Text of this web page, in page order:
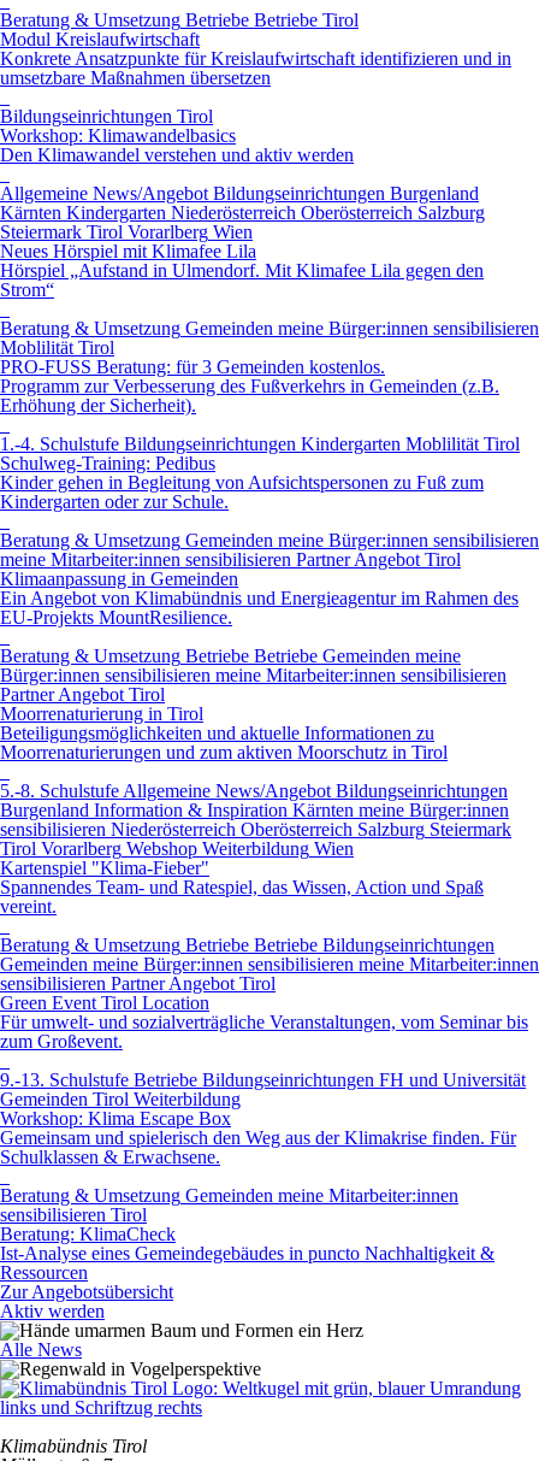
Beratung & Umsetzung Betriebe Betriebe Tirol
Modul Kreislaufwirtschaft
Konkrete Ansatzpunkte für Kreislaufwirtschaft identifizieren und in
umsetzbare Maßnahmen übersetzen
Bildungseinrichtungen Tirol
Workshop: Klimawandelbasics
Den Klimawandel verstehen und aktiv werden
Allgemeine News/Angebot Bildungseinrichtungen Burgenland
Kärnten Kindergarten Niederösterreich Oberösterreich Salzburg
Steiermark Tirol Vorarlberg Wien
Neues Hörspiel mit Klimafee Lila
Hörspiel „Aufstand in Ulmendorf. Mit Klimafee Lila gegen den
Strom“
Beratung & Umsetzung Gemeinden meine Bürger:innen sensibilisieren
Moblilität Tirol
PRO-FUSS Beratung: für 3 Gemeinden kostenlos.
Programm zur Verbesserung des Fußverkehrs in Gemeinden (z.B.
Erhöhung der Sicherheit).
1.-4. Schulstufe Bildungseinrichtungen Kindergarten Moblilität Tirol
Schulweg-Training: Pedibus
Kinder gehen in Begleitung von Aufsichtspersonen zu Fuß zum
Kindergarten oder zur Schule.
Beratung & Umsetzung Gemeinden meine Bürger:innen sensibilisieren
meine Mitarbeiter:innen sensibilisieren Partner Angebot Tirol
Klimaanpassung in Gemeinden
Ein Angebot von Klimabündnis und Energieagentur im Rahmen des
EU-Projekts MountResilience.
Beratung & Umsetzung Betriebe Betriebe Gemeinden meine
Bürger:innen sensibilisieren meine Mitarbeiter:innen sensibilisieren
Partner Angebot Tirol
Moorrenaturierung in Tirol
Beteiligungsmöglichkeiten und aktuelle Informationen zu
Moorrenaturierungen und zum aktiven Moorschutz in Tirol
5.-8. Schulstufe Allgemeine News/Angebot Bildungseinrichtungen
Burgenland Information & Inspiration Kärnten meine Bürger:innen
sensibilisieren Niederösterreich Oberösterreich Salzburg Steiermark
Tirol Vorarlberg Webshop Weiterbildung Wien
Kartenspiel "Klima-Fieber"
Spannendes Team- und Ratespiel, das Wissen, Action und Spaß
vereint.
Beratung & Umsetzung Betriebe Betriebe Bildungseinrichtungen
Gemeinden meine Bürger:innen sensibilisieren meine Mitarbeiter:innen
sensibilisieren Partner Angebot Tirol
Green Event Tirol Location
Für umwelt- und sozialverträgliche Veranstaltungen, vom Seminar bis
zum Großevent.
9.-13. Schulstufe Betriebe Bildungseinrichtungen FH und Universität
Gemeinden Tirol Weiterbildung
Workshop: Klima Escape Box
Gemeinsam und spielerisch den Weg aus der Klimakrise finden. Für
Schulklassen & Erwachsene.
Beratung & Umsetzung Gemeinden meine Mitarbeiter:innen
sensibilisieren Tirol
Beratung: KlimaCheck
Ist-Analyse eines Gemeindegebäudes in puncto Nachhaltigkeit &
Ressourcen
Zur Angebotsübersicht
Aktiv werden
Alle News
Klimabündnis Tirol